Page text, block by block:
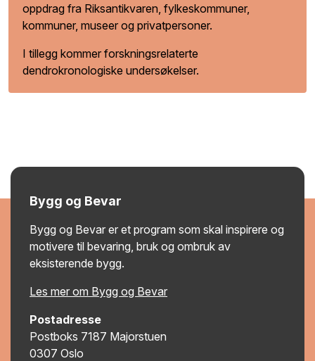
oppdrag fra Riksantikvaren, fylkeskommuner,
kommuner, museer og privatpersoner.
I tillegg kommer forskningsrelaterte
dendrokronologiske undersøkelser.
Bygg og Bevar
Bygg og Bevar er et program som skal inspirere og
motivere til bevaring, bruk og ombruk av
eksisterende bygg.
Les mer om Bygg og Bevar
Postadresse
Postboks 7187 Majorstuen
0307 Oslo